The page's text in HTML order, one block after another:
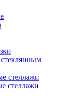
стеллажи
стеллажи